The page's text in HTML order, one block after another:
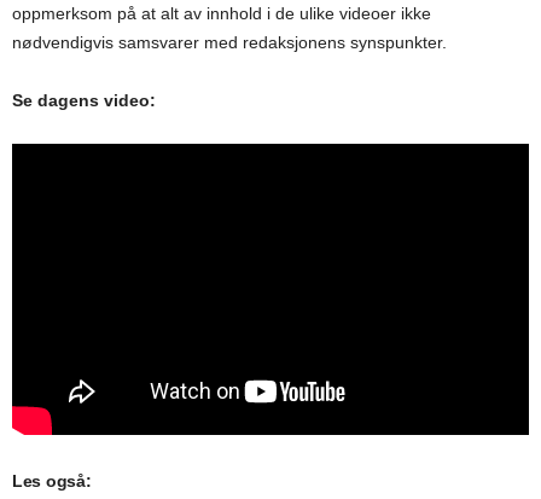
oppmerksom på at alt av innhold i de ulike videoer ikke
nødvendigvis samsvarer med redaksjonens synspunkter.
Se dagens video:
Les også: